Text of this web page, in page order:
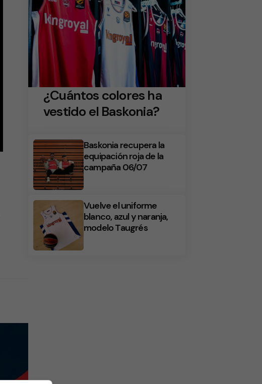
¿Cuántos colores ha
vestido el Baskonia?
Baskonia recupera la
equipación roja de la
campaña 06/07
Vuelve el uniforme
blanco, azul y naranja,
modelo Taugrés